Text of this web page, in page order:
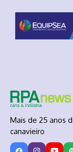
Mais de 25 anos
canavieiro